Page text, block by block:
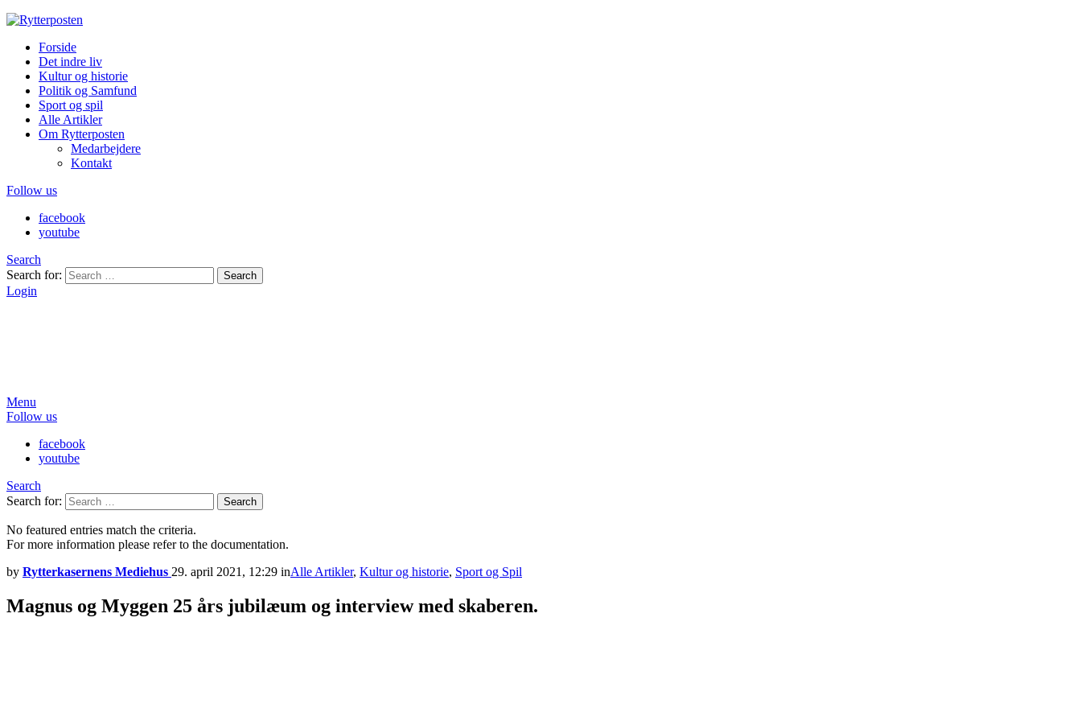
Forside
Det indre liv
Kultur og historie
Politik og Samfund
Sport og spil
Alle Artikler
Om Rytterposten
Medarbejdere
Kontakt
Follow us
facebook
youtube
Search
Search for:
Search
Login
Menu
Follow us
facebook
youtube
Search
Search for:
Search
No featured entries match the criteria.
For more information please refer to the documentation.
by Rytterkasernens Mediehus 29. april 2021, 12:29 inAlle Artikler, Kultur og historie, Sport og Spil
Magnus og Myggen 25 års jubilæum og interview med skaberen.